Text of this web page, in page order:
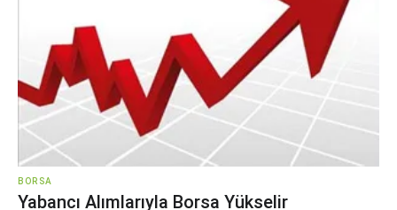
BORSA
Yabancı Alımlarıyla Borsa Yükselir